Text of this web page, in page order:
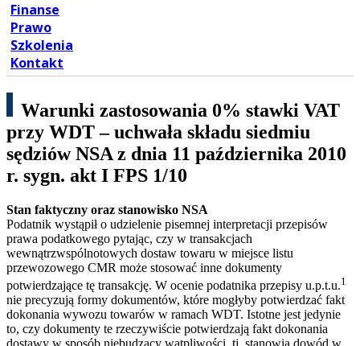
Finanse
Prawo
Szkolenia
Kontakt
Warunki zastosowania 0% stawki VAT
przy WDT – uchwała składu siedmiu
sędziów NSA z dnia 11 października 2010
r. sygn. akt I FPS 1/10
Stan faktyczny oraz stanowisko NSA
Podatnik wystąpił o udzielenie pisemnej interpretacji przepisów
prawa podatkowego pytając, czy w transakcjach
wewnątrzwspólnotowych dostaw towaru w miejsce listu
przewozowego CMR może stosować inne dokumenty
potwierdzające tę transakcję. W ocenie podatnika przepisy u.p.t.u.1
nie precyzują formy dokumentów, które mogłyby potwierdzać fakt
dokonania wywozu towarów w ramach WDT. Istotne jest jedynie
to, czy dokumenty te rzeczywiście potwierdzają fakt dokonania